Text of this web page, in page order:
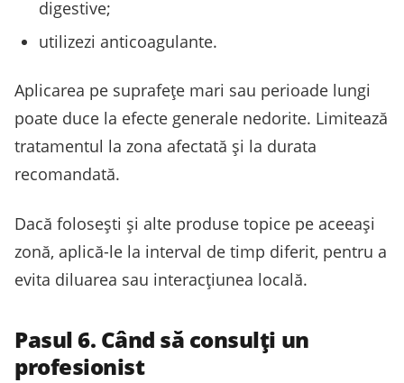
digestive;
utilizezi anticoagulante.
Aplicarea pe suprafețe mari sau perioade lungi
poate duce la efecte generale nedorite. Limitează
tratamentul la zona afectată și la durata
recomandată.
Dacă folosești și alte produse topice pe aceeași
zonă, aplică-le la interval de timp diferit, pentru a
evita diluarea sau interacțiunea locală.
Pasul 6. Când să consulți un
profesionist